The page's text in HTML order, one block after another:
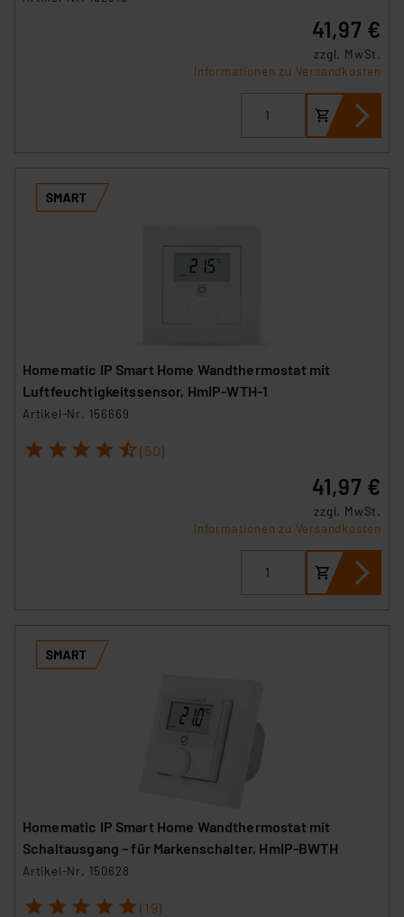
41,97 €
zzgl. MwSt.
Informationen zu Versandkosten
Homematic IP Smart Home Wandthermostat mit
Luftfeuchtigkeitssensor, HmIP-WTH-1
Artikel-Nr. 156669
1 2 3 4 5 (50)
41,97 €
zzgl. MwSt.
Informationen zu Versandkosten
Homematic IP Smart Home Wandthermostat mit
Schaltausgang – für Markenschalter, HmIP-BWTH
Artikel-Nr. 150628
1 2 3 4 5 (19)